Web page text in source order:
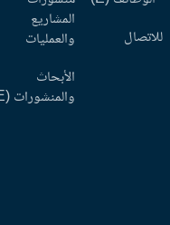
المشاريع
والعمليات
الأبحاث
والمنشورات (E)